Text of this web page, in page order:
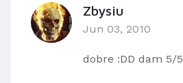
Zbysiu
Jun 03, 2010
dobre :DD dam 5/5